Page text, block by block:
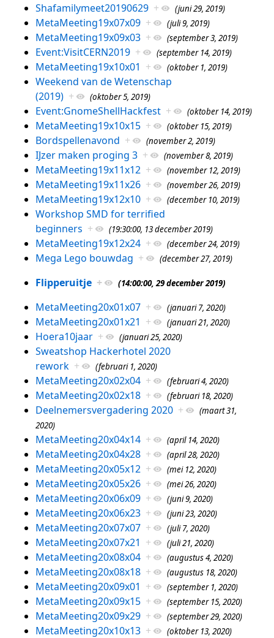
Shafamilymeet20190629 + (juni 29, 2019)
MetaMeeting19x07x09 + (juli 9, 2019)
MetaMeeting19x09x03 + (september 3, 2019)
Event:VisitCERN2019 + (september 14, 2019)
MetaMeeting19x10x01 + (oktober 1, 2019)
Weekend van de Wetenschap
(2019) + (oktober 5, 2019)
Event:GnomeShellHackfest + (oktober 14, 2019)
MetaMeeting19x10x15 + (oktober 15, 2019)
Bordspellenavond + (november 2, 2019)
IJzer maken proging 3 + (november 8, 2019)
MetaMeeting19x11x12 + (november 12, 2019)
MetaMeeting19x11x26 + (november 26, 2019)
MetaMeeting19x12x10 + (december 10, 2019)
Workshop SMD for terrified
beginners + (19:30:00, 13 december 2019)
MetaMeeting19x12x24 + (december 24, 2019)
Mega Lego bouwdag + (december 27, 2019)
Flipperuitje + (14:00:00, 29 december 2019)
MetaMeeting20x01x07 + (januari 7, 2020)
MetaMeeting20x01x21 + (januari 21, 2020)
Hoera10jaar + (januari 25, 2020)
Sweatshop Hackerhotel 2020
rework + (februari 1, 2020)
MetaMeeting20x02x04 + (februari 4, 2020)
MetaMeeting20x02x18 + (februari 18, 2020)
Deelnemersvergadering 2020 +
(maart 31,
2020)
MetaMeeting20x04x14 + (april 14, 2020)
MetaMeeting20x04x28 + (april 28, 2020)
MetaMeeting20x05x12 + (mei 12, 2020)
MetaMeeting20x05x26 + (mei 26, 2020)
MetaMeeting20x06x09 + (juni 9, 2020)
MetaMeeting20x06x23 + (juni 23, 2020)
MetaMeeting20x07x07 + (juli 7, 2020)
MetaMeeting20x07x21 + (juli 21, 2020)
MetaMeeting20x08x04 + (augustus 4, 2020)
MetaMeeting20x08x18 + (augustus 18, 2020)
MetaMeeting20x09x01 + (september 1, 2020)
MetaMeeting20x09x15 + (september 15, 2020)
MetaMeeting20x09x29 + (september 29, 2020)
MetaMeeting20x10x13 + (oktober 13, 2020)